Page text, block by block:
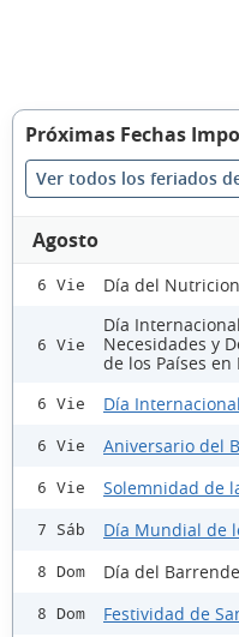
Próximas Fechas
Ver todos los feriados
Agosto
6 Vie Día del
6 Vie
Día
Necesidades y
de los Países
6 Vie Día
6 Vie Aniversario del
6 Vie Solemnidad de
7 Sáb Día Mundial de
8 Dom Día del
8 Dom Festividad de